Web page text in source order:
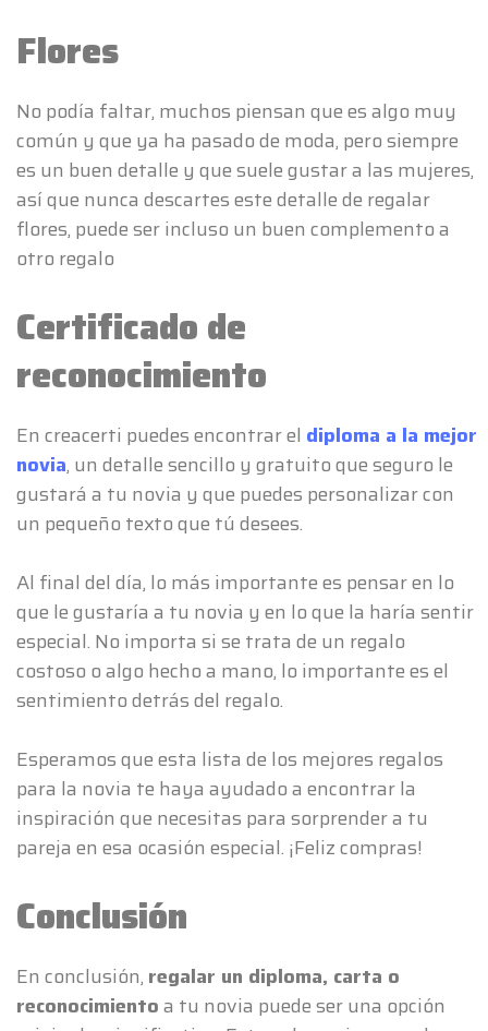
Flores
No podía faltar, muchos piensan que es algo muy
común y que ya ha pasado de moda, pero siempre
es un buen detalle y que suele gustar a las mujeres,
así que nunca descartes este detalle de regalar
flores, puede ser incluso un buen complemento a
otro regalo
Certificado de
reconocimiento
En creacerti puedes encontrar el diploma a la mejor
novia, un detalle sencillo y gratuito que seguro le
gustará a tu novia y que puedes personalizar con
un pequeño texto que tú desees.
Al final del día, lo más importante es pensar en lo
que le gustaría a tu novia y en lo que la haría sentir
especial. No importa si se trata de un regalo
costoso o algo hecho a mano, lo importante es el
sentimiento detrás del regalo.
Esperamos que esta lista de los mejores regalos
para la novia te haya ayudado a encontrar la
inspiración que necesitas para sorprender a tu
pareja en esa ocasión especial. ¡Feliz compras!
Conclusión
En conclusión, regalar un diploma, carta o
reconocimientoa tu novia puede ser una opción